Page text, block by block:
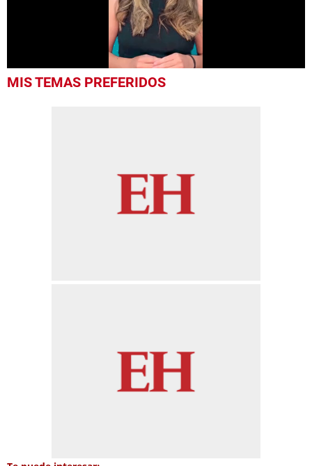
seconds
MIS TEMAS PREFERIDOS